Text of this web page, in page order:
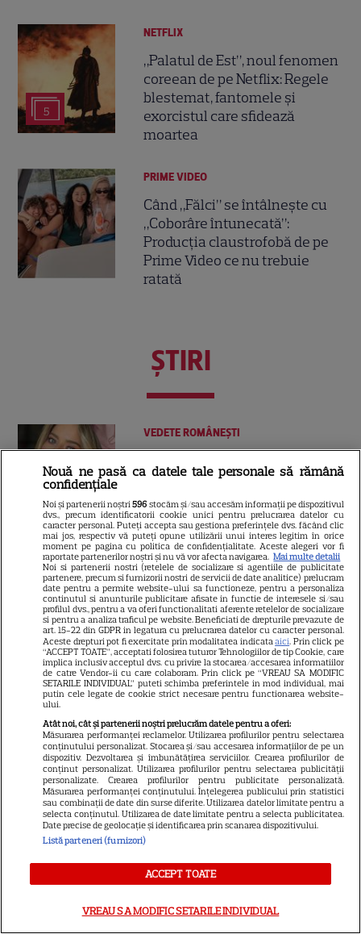
5
NETFLIX
„Palatul de Est”, noul fenomen
coreean de pe Netflix: Regele
blestemat, fantomele și
exorcistul care sfidează
moartea
PRIME VIDEO
Când „Fălci” se întâlnește cu
„Coborâre întunecată”:
Producția claustrofobă de pe
Prime Video ce nu trebuie
ratată
ŞTIRI
68
VEDETE ROMÂNEŞTI
ales nume speciale pentru
copii: de la Nina, fetița Laurei
Cosoi, la Jessica lui Pepe și
Josephine a Ginei Pistol
11
VEDETE ROMÂNEŞTI
Chef Orlando Zaharia și soția
lui, Mădălina, au împlinit 22 de
ani de căsnicie. Cum arătau în
ziua nunții și povestea lor de
iubire
29
VEDETE ROMÂNEŞTI
Cine este Cosmin Curticăpean,
soțul Laurei Cosoi. Afaceri,
vârstă și povestea de iubire
care durează de peste 10 ani
O mai ții minte pe mama lui
Stifler din „American Pie”?
Jennifer Coolidge, la 64 de ani,
Nouă ne pasă ca datele tale personale să rămână
confidențiale
Noi și partenerii noștri596 stocăm și/sau accesăm informații pe dispozitivul
dvs., precum identificatorii cookie unici pentru prelucrarea datelor cu
caracter personal. Puteți accepta sau gestiona preferințele dvs. făcând clic
mai jos, respectiv vă puteți opune utilizării unui interes legitim în orice
moment pe pagina cu politica de confidențialitate. Aceste alegeri vor fi
raportate partenerilor noștri și nu vă vor afecta navigarea. Mai multe detalii
Noi si partenerii nostri (retelele de socializare si agentiile de publicitate
partenere, precum si furnizorii nostri de servicii de date analitice) prelucram
date pentru a permite website-ului sa functioneze, pentru a personaliza
continutul si anunturile publicitare afisate in functie de interesele si/sau
profilul dvs., pentru a va oferi functionalitati aferente retelelor de socializare
si pentru a analiza traficul pe website. Beneficiati de drepturile prevazute de
art. 15-22 din GDPR in legatura cu prelucrarea datelor cu caracter personal.
Aceste drepturi pot fi exercitate prin modalitatea indicataaici. Prin click pe
“ACCEPT TOATE”, acceptati folosirea tuturor Tehnologiilor de tip Cookie, care
implica inclusiv acceptul dvs. cu privire la stocarea/accesarea informatiilor
de catre Vendor-ii cu care colaboram. Prin click pe “VREAU SA MODIFIC
SETARILE INDIVIDUAL” puteti schimba preferintele in mod individual, mai
putin cele legate de cookie strict necesare pentru functionarea website-
ului.
Atât noi, cât și partenerii noștri prelucrăm datele pentru a oferi:
Măsurarea performanței reclamelor. Utilizarea profilurilor pentru selectarea
conținutului personalizat. Stocarea și/sau accesarea informațiilor de pe un
dispozitiv. Dezvoltarea și îmbunătățirea serviciilor. Crearea profilurilor de
conținut personalizat. Utilizarea profilurilor pentru selectarea publicității
personalizate. Crearea profilurilor pentru publicitate personalizată.
Măsurarea performanței conținutului. Înțelegerea publicului prin statistici
sau combinații de date din surse diferite. Utilizarea datelor limitate pentru a
selecta conținutul. Utilizarea de date limitate pentru a selecta publicitatea.
Date precise de geolocație și identificarea prin scanarea dispozitivului.
Listă parteneri (furnizori)
ACCEPT TOATE
VREAU SA MODIFIC SETARILE INDIVIDUAL